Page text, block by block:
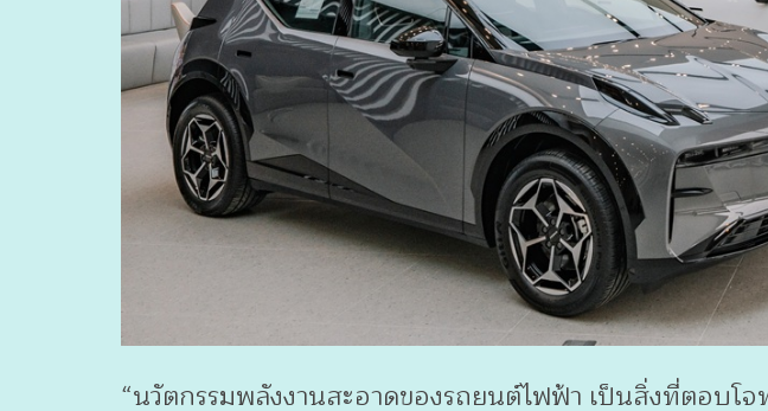
“นวัตกรรมพลังงานสะอาดของรถยนต์ไฟฟ้า เป็นสิ่งที่ตอบโ